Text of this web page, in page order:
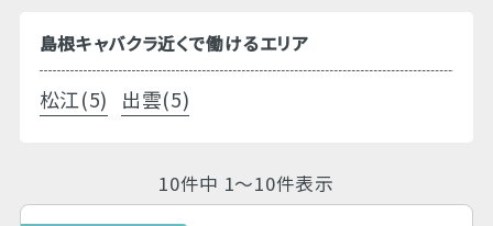
島根キャバクラ近くで働けるエリア
松江(5) 出雲(5)
10件中 1～10件表示